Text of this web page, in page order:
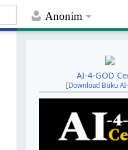
Anonim
AI-4-GOD
[Download Buku